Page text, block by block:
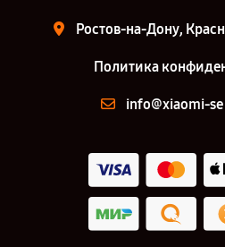
Ростов-на-Дону,
Политика
info@xiaomi-